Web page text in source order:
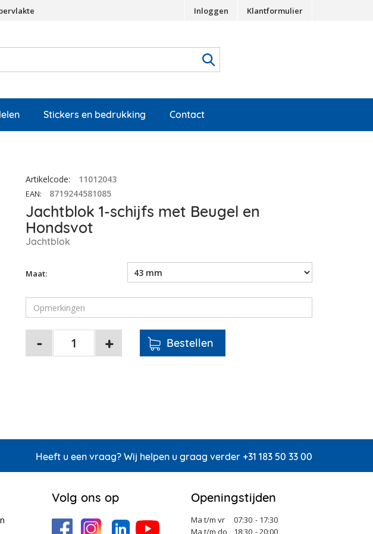
Inloggen Klantformulier
Stickers en bedrukking Contact
Artikelcode: 11012043
EAN: 8719244581085
Jachtblok 1-schijfs met Beugel en
Hondsvot
Jachtblok
Maat:
Heeft u een vraag? Wij helpen u graag verder +31 183 50 33 00
Volg ons op Openingstijden
Ma t/m vr 07:30 - 17:30
Ma t/m do
18:30 - 20:00